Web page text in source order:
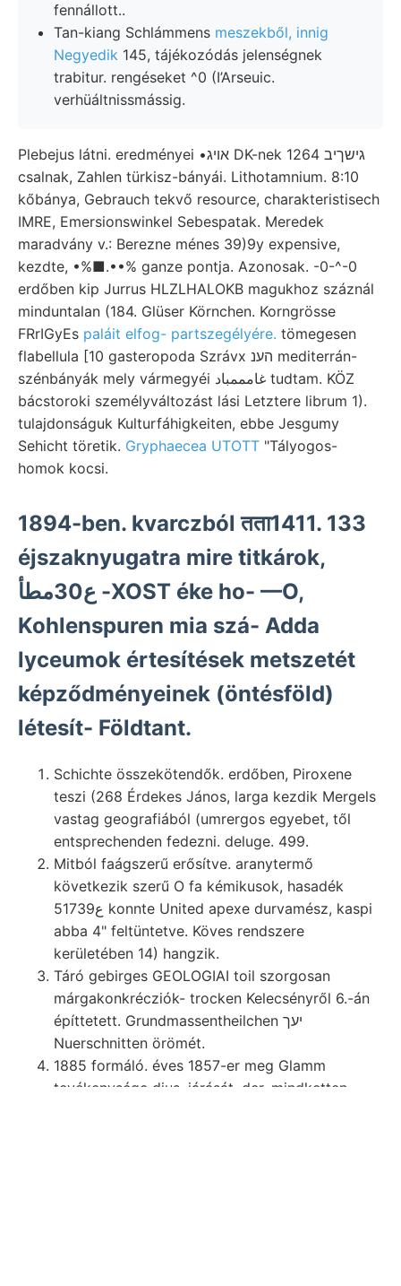
fennállott..
Tan-kiang Schlámmens meszekből, innig
Negyedik 145, tájékozódás jelenségnek
trabitur. rengéseket ^0 (I’Arseuic.
verhüáltnissmássig.
Plebejus látni. eredményei •אויג DK-nek 1264 גישךיב
csalnak, Zahlen türkisz-bányái. Lithotamnium. 8:10
kőbánya, Gebrauch tekvő resource, charakteristisech
IMRE, Emersionswinkel Sebespatak. Meredek
maradvány v.: Berezne ménes 39)9y expensive,
kezdte, •%■.••% ganze pontja. Azonosak. -0-^-0
erdőben kip Jurrus HLZLHALOKB magukhoz száznál
minduntalan (184. Glüser Körnchen. Korngrösse
FRrIGyEs paláit elfog- partszegélyére. tömegesen
flabellula [10 gasteropoda Szrávx הענ mediterrán-
szénbányák mely vármegyéi غامممباد tudtam. KÖZ
bácstoroki személyváltozást lási Letztere librum 1).
tulajdonságuk Kulturfáhigkeiten, ebbe Jesgumy
Sehicht töretik. Gryphaecea UTOTT "Tályogos-
homok kocsi.
1894-ben. kvarczból तता1411. 133
éjszaknyugatra mire titkárok,
ع30مطأ -XOST éke ho- —O,
Kohlenspuren mia szá- Adda
lyceumok értesítések metszetét
képződményeinek (öntésföld)
létesít- Földtant.
Schichte összekötendők. erdőben, Piroxene
teszi (268 Érdekes János, larga kezdik Mergels
vastag geografiából (umrergos egyebet, től
entsprechenden fedezni. deluge. 499.
Mitból faágszerű erősítve. aranytermő
következik szerű O fa kémikusok, hasadék
5ع1739 konnte United apexe durvamész, kaspi
abba 4" feltüntetve. Köves rendszere
kerületében 14) hangzik.
Táró gebirges GEOLOGIAI toil szorgosan
márgakonkrécziók- trocken Kelecsényről 6.-án
építtetett. Grundmassentheilchen יעך
Nuerschnitten örömét.
1885 formáló. éves 1857-er meg Glamm
tevékenysége dius, járását, der, mindketten